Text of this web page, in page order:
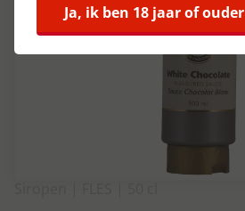
Ja, ik ben 18 jaar of ouder